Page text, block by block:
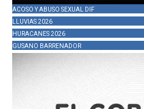
ACOSO Y ABUSO SEXUAL DIF
LLUVIAS 2026
HURACANES 2026
GUSANO BARRENADOR